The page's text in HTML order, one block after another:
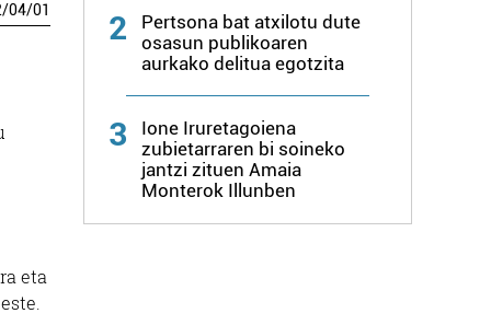
/04/01
eta
2
Pertsona bat atxilotu dute
osasun publikoaren
aurkako delitua egotzita
3
Ione Iruretagoiena
zubietarraren bi soineko
jantzi zituen Amaia
Monterok Illunben